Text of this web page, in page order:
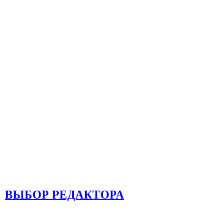
ВЫБОР РЕДАКТОРА